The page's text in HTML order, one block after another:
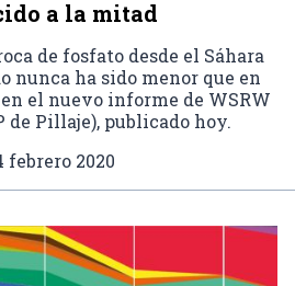
a la mitad
de fosfato desde el Sáhara
nunca ha sido menor que en
en el nuevo informe de WSRW
de Pillaje), publicado hoy.
febrero 2020